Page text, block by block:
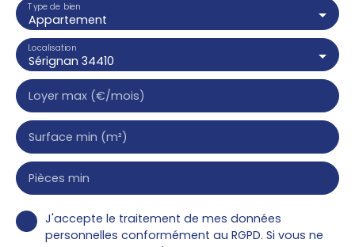
Appartement
Type de bien
Sérignan 34410
Localisation
Loyer max (€/mois)
Surface min (m²)
Pièces min
J'accepte le traitement de mes données
personnelles conformément au RGPD. Si vous ne